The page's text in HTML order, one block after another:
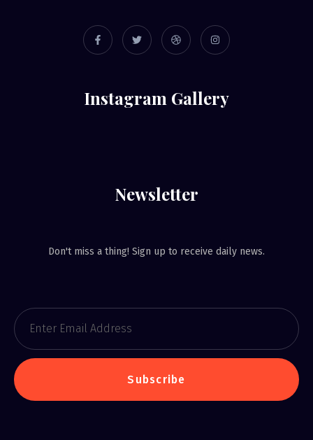
Instagram Gallery
Newsletter
Don't miss a thing! Sign up to receive daily news.
Subscribe